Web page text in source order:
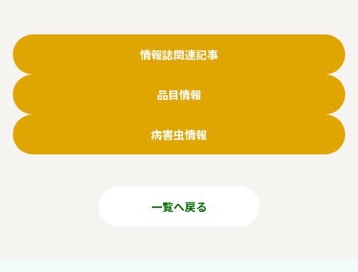
情報誌関連記事
品目情報
病害虫情報
一覧へ戻る